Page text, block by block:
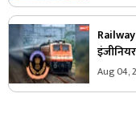
Aug 04,